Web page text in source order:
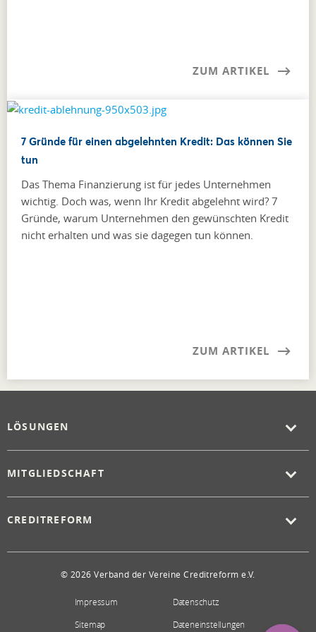
ZUM ARTIKEL
7 Gründe für einen abgelehnten Kredit: Das können Sie
tun
Das Thema Finanzierung ist für jedes Unternehmen
wichtig. Doch was, wenn Ihr Kredit abgelehnt wird? 7
Gründe, warum Unternehmen den gewünschten Kredit
nicht erhalten und was sie dagegen tun können.
ZUM ARTIKEL
LÖSUNGEN
MITGLIEDSCHAFT
CREDITREFORM
© 2026 Verband der Vereine Creditreform e.V.
Impressum
Datenschutz
Sitemap
Dateneinstellungen